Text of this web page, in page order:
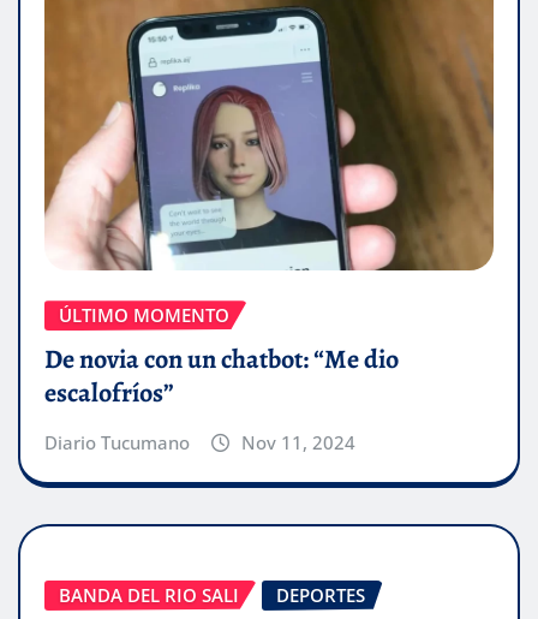
ÚLTIMO MOMENTO
De novia con un chatbot: “Me dio
escalofríos”
Diario Tucumano Nov 11, 2024
BANDA DEL RIO SALI DEPORTES